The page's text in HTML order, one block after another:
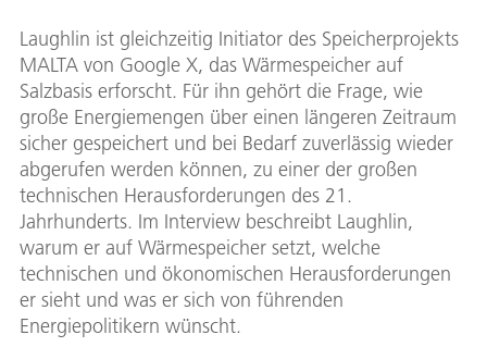
Laughlin ist gleichzeitig Initiator des Speicherprojekts
MALTA von Google X, das Wärmespeicher auf
Salzbasis erforscht. Für ihn gehört die Frage, wie
große Energiemengen über einen längeren Zeitraum
sicher gespeichert und bei Bedarf zuverlässig wieder
abgerufen werden können, zu einer der großen
technischen Herausforderungen des 21.
Jahrhunderts. Im Interview beschreibt Laughlin,
warum er auf Wärmespeicher setzt, welche
technischen und ökonomischen Herausforderungen
er sieht und was er sich von führenden
Energiepolitikern wünscht.